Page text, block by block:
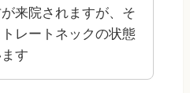
来院されますが、そ
レートネックの状態
す